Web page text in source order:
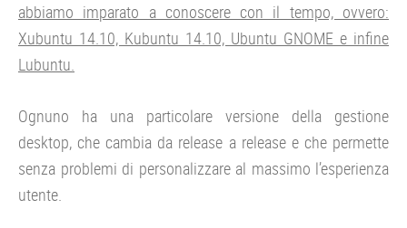
abbiamo imparato a conoscere con il tempo, ovvero:
Xubuntu 14.10, Kubuntu 14.10, Ubuntu GNOME e infine
Lubuntu.
Ognuno ha una particolare versione della gestione
desktop, che cambia da release a release e che permette
senza problemi di personalizzare al massimo l’esperienza
utente.